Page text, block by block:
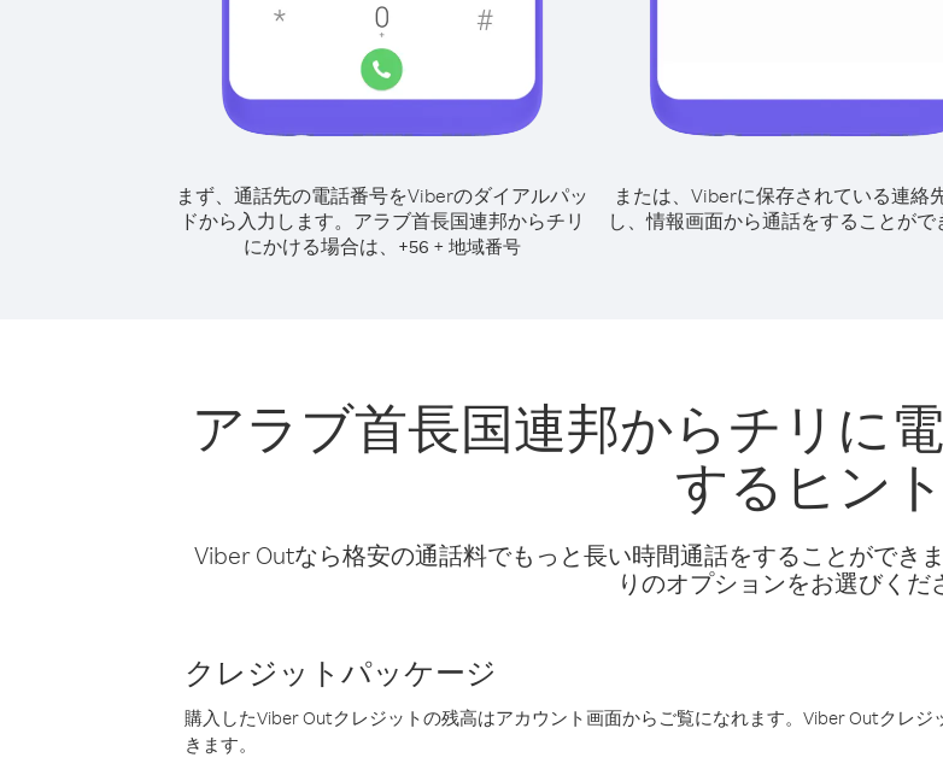
まず、通話先の電話番号をViberのダイアルパッ
ドから入力します。 アラブ首長国連邦からチリ
にかける場合は、 +56 + 地域番号
または、Viberに保存されている連絡
し、情報画面から通話をすることがで
アラブ首長国連邦からチリに
するヒント
Viber Outなら格安の通話料でもっと長い時間通話をすることができ
りのオプションをお選びくだ
クレジットパッケージ
購入したViber Outクレジットの残高はアカウント画面からご覧になれます。Viber Outクレ
きます。